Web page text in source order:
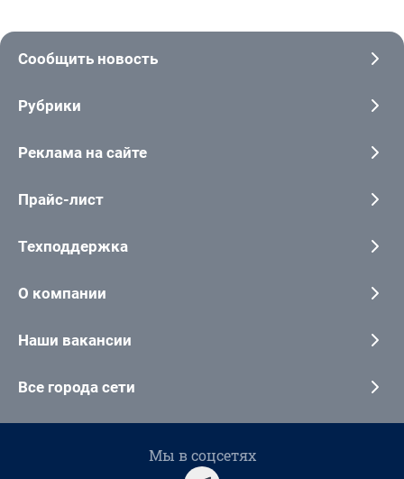
Сообщить новость
Рубрики
Реклама на сайте
Прайс-лист
Техподдержка
О компании
Наши вакансии
Все города сети
Мы в соцсетях